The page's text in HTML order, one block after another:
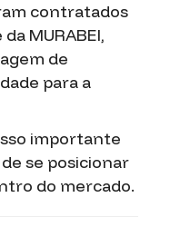
contratados
MURABEI,
de
para a
importante
se posicionar
do mercado.